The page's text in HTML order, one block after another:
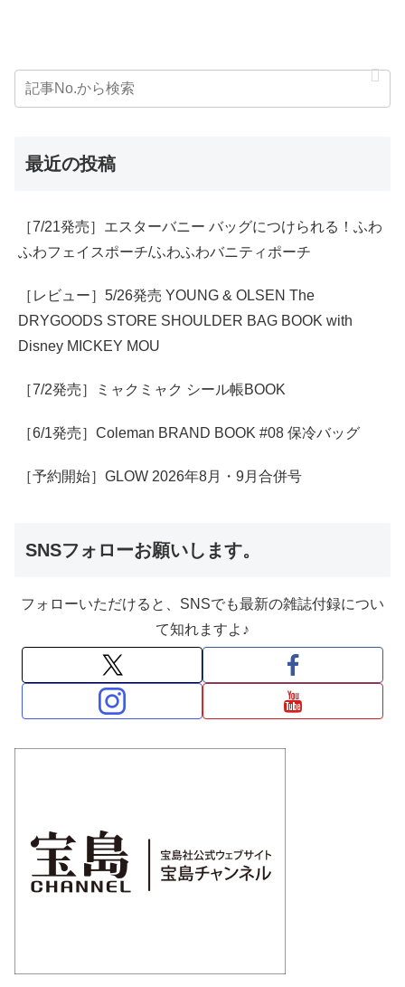
最近の投稿
［7/21発売］エスターバニー バッグにつけられる！ふわ
ふわフェイスポーチ/ふわふわバニティポーチ
［レビュー］5/26発売 YOUNG & OLSEN The
DRYGOODS STORE SHOULDER BAG BOOK with
Disney MICKEY MOU
［7/2発売］ミャクミャク シール帳BOOK
［6/1発売］Coleman BRAND BOOK #08 保冷バッグ
［予約開始］GLOW 2026年8月・9月合併号
SNSフォローお願いします。
フォローいただけると、SNSでも最新の雑誌付録につい
て知れますよ♪